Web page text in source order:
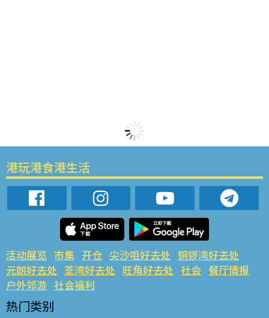
港玩港食港生活
活动展览 市集 开仓 尖沙咀好去处 铜锣湾好去处
元朗好去处 荃湾好去处 旺角好去处 社会 餐厅情报
户外郊游 社会福利
热门类别